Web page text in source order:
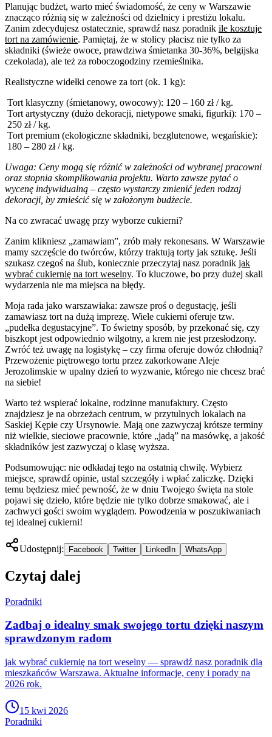
Planując budżet, warto mieć świadomość, że ceny w Warszawie
znacząco różnią się w zależności od dzielnicy i prestiżu lokalu.
Zanim zdecydujesz ostatecznie, sprawdź nasz poradnik ile kosztuje
tort na zamówienie. Pamiętaj, że w stolicy płacisz nie tylko za
składniki (świeże owoce, prawdziwa śmietanka 30-36%, belgijska
czekolada), ale też za roboczogodziny rzemieślnika.
Realistyczne widełki cenowe za tort (ok. 1 kg):
Tort klasyczny (śmietanowy, owocowy): 120 – 160 zł / kg.
Tort artystyczny (dużo dekoracji, nietypowe smaki, figurki): 170 –
250 zł / kg.
Tort premium (ekologiczne składniki, bezglutenowe, wegańskie):
180 – 280 zł / kg.
Uwaga: Ceny mogą się różnić w zależności od wybranej pracowni
oraz stopnia skomplikowania projektu. Warto zawsze pytać o
wycenę indywidualną – często wystarczy zmienić jeden rodzaj
dekoracji, by zmieścić się w założonym budżecie.
Na co zwracać uwagę przy wyborze cukierni?
Zanim klikniesz „zamawiam”, zrób mały rekonesans. W Warszawie
mamy szczęście do twórców, którzy traktują torty jak sztukę. Jeśli
szukasz czegoś na ślub, koniecznie przeczytaj nasz poradnik jak
wybrać cukiernię na tort weselny. To kluczowe, bo przy dużej skali
wydarzenia nie ma miejsca na błędy.
Moja rada jako warszawiaka: zawsze proś o degustację, jeśli
zamawiasz tort na dużą imprezę. Wiele cukierni oferuje tzw.
„pudełka degustacyjne”. To świetny sposób, by przekonać się, czy
biszkopt jest odpowiednio wilgotny, a krem nie jest przesłodzony.
Zwróć też uwagę na logistykę – czy firma oferuje dowóz chłodnią?
Przewożenie piętrowego tortu przez zakorkowane Aleje
Jerozolimskie w upalny dzień to wyzwanie, którego nie chcesz brać
na siebie!
Warto też wspierać lokalne, rodzinne manufaktury. Często
znajdziesz je na obrzeżach centrum, w przytulnych lokalach na
Saskiej Kępie czy Ursynowie. Mają one zazwyczaj krótsze terminy
niż wielkie, sieciowe pracownie, które „jadą” na masówkę, a jakość
składników jest zazwyczaj o klasę wyższa.
Podsumowując: nie odkładaj tego na ostatnią chwilę. Wybierz
miejsce, sprawdź opinie, ustal szczegóły i wpłać zaliczkę. Dzięki
temu będziesz mieć pewność, że w dniu Twojego święta na stole
pojawi się dzieło, które będzie nie tylko dobrze smakować, ale i
zachwyci gości swoim wyglądem. Powodzenia w poszukiwaniach
tej idealnej cukierni!
Udostępnij: Facebook Twitter LinkedIn WhatsApp
Czytaj dalej
Poradniki
Zadbaj o idealny smak swojego tortu dzięki naszym
sprawdzonym radom
jak wybrać cukiernię na tort weselny — sprawdź nasz poradnik dla
mieszkańców Warszawa. Aktualne informacje, ceny i porady na
2026 rok.
15 kwi 2026
Poradniki